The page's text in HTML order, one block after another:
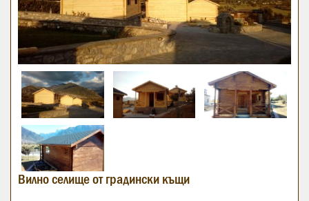
Вилно селище от градински къщи